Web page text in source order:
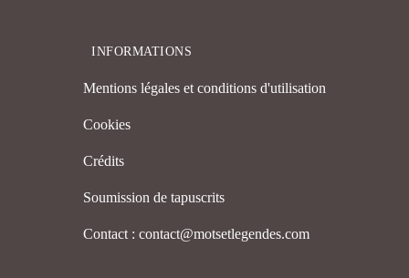
INFORMATIONS
Mentions légales et conditions d'utilisation
Cookies
Crédits
Soumission de tapuscrits
Contact : contact@motsetlegendes.com